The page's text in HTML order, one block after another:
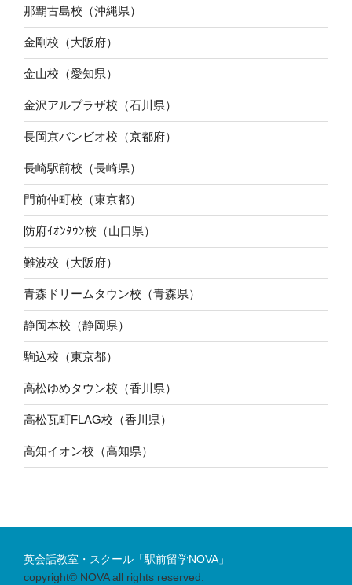
那覇古島校（沖縄県）
金剛校（大阪府）
金山校（愛知県）
金沢アルプラザ校（石川県）
長岡京バンビオ校（京都府）
長崎駅前校（長崎県）
門前仲町校（東京都）
防府ｲｵﾝﾀｳﾝ校（山口県）
難波校（大阪府）
青森ドリームタウン校（青森県）
静岡本校（静岡県）
駒込校（東京都）
高松ゆめタウン校（香川県）
高松瓦町FLAG校（香川県）
高知イオン校（高知県）
英会話教室・スクール「駅前留学NOVA」
copyright© NOVA all rights reserved.